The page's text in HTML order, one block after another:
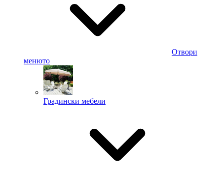
Отвори
менюто
Градински мебели